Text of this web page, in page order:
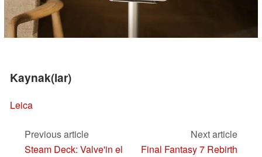
Kaynak(lar)
Leica
Previous article
Steam Deck: Valve'in el
Next article
Final Fantasy 7 Rebirth